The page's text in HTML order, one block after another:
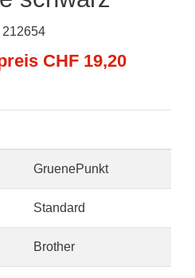
212654
CHF 19,20
GruenePunkt
Standard
Brother